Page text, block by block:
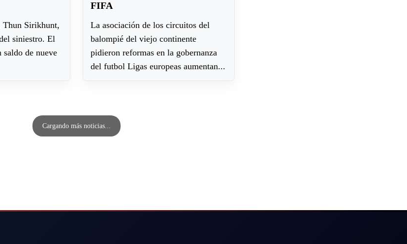
Sirikhunt,
siniestro. El
de nueve
FIFA
La asociación de los circuitos del
balompié del viejo continente
pidieron reformas en la gobernanza
del futbol Ligas europeas aumentan...
Cargando más noticias...